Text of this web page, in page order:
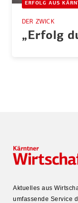
ERFOLG AUS
DER ZWICK
„Erfolg
Aktuelles aus
umfas­sende Service